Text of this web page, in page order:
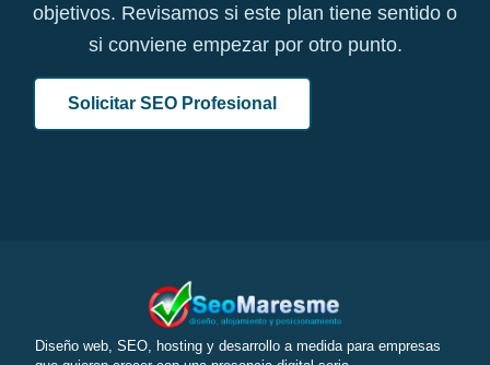
objetivos. Revisamos si este plan tiene sentido o
si conviene empezar por otro punto.
Solicitar SEO Profesional
Diseño web, SEO, hosting y desarrollo a medida para empresas